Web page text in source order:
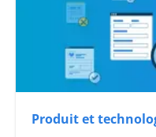
Produit et